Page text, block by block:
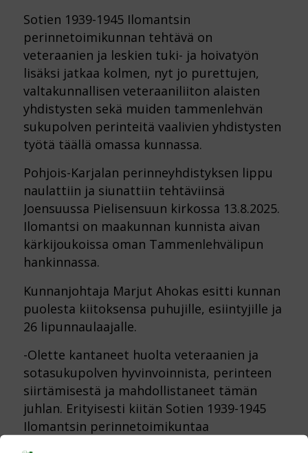
Sotien 1939-1945 Ilomantsin
perinnetoimikunnan tehtävä on
veteraanien ja leskien tuki- ja hoivatyön
lisäksi jatkaa kolmen, nyt jo purettujen,
valtakunnallisen veteraaniliiton alaisten
yhdistysten sekä muiden tammenlehvän
sukupolven perinteitä vaalivien yhdistysten
työtä täällä omassa kunnassa.
Pohjois-Karjalan perinneyhdistyksen lippu
naulattiin ja siunattiin tehtäviinsä
Joensuussa Pielisensuun kirkossa 13.8.2025.
Ilomantsi on maakunnan kunnista aivan
kärkijoukoissa oman Tammenlehvälipun
hankinnassa.
Kunnanjohtaja Marjut Ahokas esitti kunnan
puolesta kiitoksensa puhujille, esiintyjille ja
26 lipunnaulaajalle.
-Olette kantaneet huolta veteraanien ja
sotasukupolven hyvinvoinnista, perinteen
siirtämisestä ja mahdollistaneet tämän
juhlan. Erityisesti kiitän Sotien 1939-1945
Ilomantsin perinnetoimikuntaa